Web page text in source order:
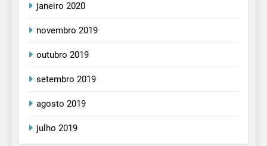
janeiro 2020
novembro 2019
outubro 2019
setembro 2019
agosto 2019
julho 2019